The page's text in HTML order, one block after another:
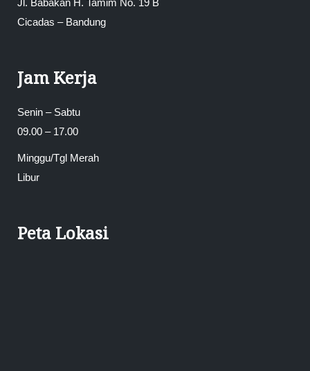
Jl. Babakan H. Tamim No. 19 B
Cicadas – Bandung
Jam Kerja
Senin – Sabtu
09.00 – 17.00
Minggu/Tgl Merah
Libur
Peta Lokasi